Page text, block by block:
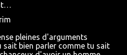
pleines d'arguments
sait bien parler comme tu sait